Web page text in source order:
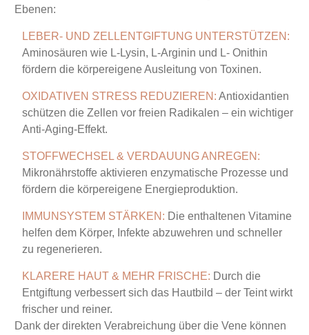
Ebenen:
LEBER- UND ZELLENTGIFTUNG UNTERSTÜTZEN:
Aminosäuren wie L-Lysin, L-Arginin und L- Onithin
fördern die körpereigene Ausleitung von Toxinen.
OXIDATIVEN STRESS REDUZIEREN: Antioxidantien
schützen die Zellen vor freien Radikalen – ein wichtiger
Anti-Aging-Effekt.
STOFFWECHSEL & VERDAUUNG ANREGEN:
Mikronährstoffe aktivieren enzymatische Prozesse und
fördern die körpereigene Energieproduktion.
IMMUNSYSTEM STÄRKEN: Die enthaltenen Vitamine
helfen dem Körper, Infekte abzuwehren und schneller
zu regenerieren.
KLARERE HAUT & MEHR FRISCHE: Durch die
Entgiftung verbessert sich das Hautbild – der Teint wirkt
frischer und reiner.
Dank der direkten Verabreichung über die Vene können